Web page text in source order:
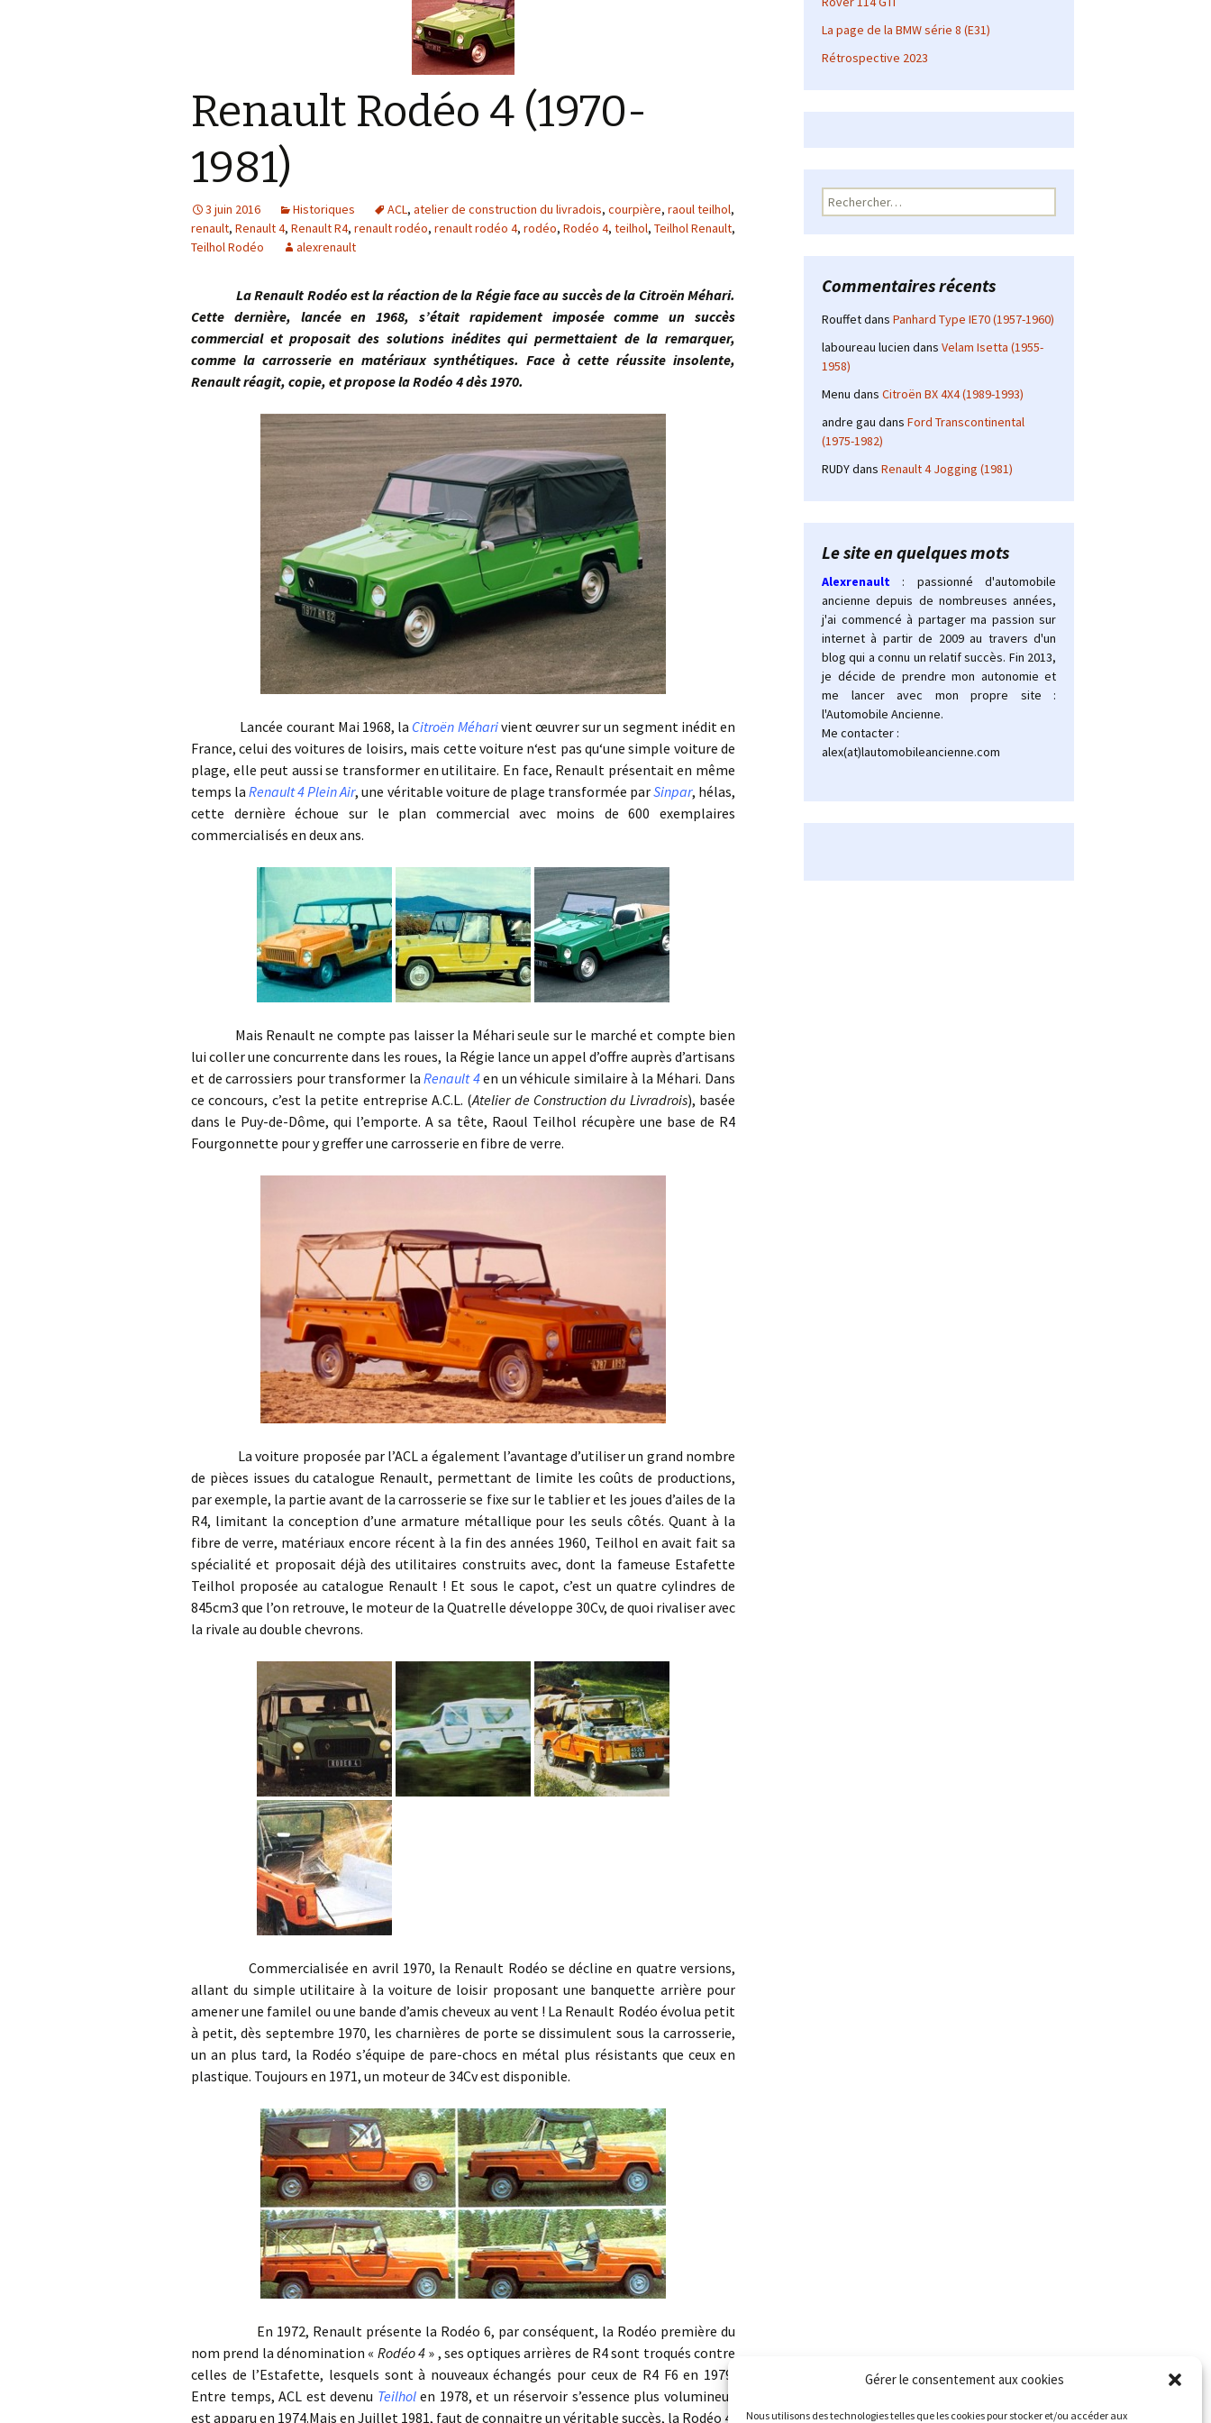
Gérer le consentement aux cookies
Nous utilisons des technologies telles que les cookies pour stocker et/ou accéder aux
Renault Rodéo 4 (1970-
1981)
3 juin 2016 Historiques ACL, atelier de construction du livradois, courpière, raoul teilhol,
renault, Renault 4, Renault R4, renault rodéo, renault rodéo 4, rodéo, Rodéo 4, teilhol, Teilhol Renault,
Teilhol Rodéo
alexrenault
La Renault Rodéo est la réaction de la Régie face au succès de la Citroën Méhari.
Cette dernière, lancée en 1968, s’était rapidement imposée comme un succès
commercial et proposait des solutions inédites qui permettaient de la remarquer,
comme la carrosserie en matériaux synthétiques. Face à cette réussite insolente,
Renault réagit, copie, et propose la Rodéo 4 dès 1970.
Lancée courant Mai 1968, la Citroën Méharivient œuvrer sur un segment inédit en
France, celui des voitures de loisirs, mais cette voiture n‘est pas qu‘une simple voiture de
plage, elle peut aussi se transformer en utilitaire. En face, Renault présentait en même
temps laRenault 4 Plein Air, une véritable voiture de plage transformée parSinpar, hélas,
cette dernière échoue sur le plan commercial avec moins de 600 exemplaires
commercialisés en deux ans.
Mais Renault ne compte pas laisser la Méhari seule sur le marché et compte bien
lui coller une concurrente dans les roues, la Régie lance un appel d’offre auprès d’artisans
et de carrossiers pour transformer laRenault 4en un véhicule similaire à la Méhari. Dans
ce concours, c’est la petite entreprise A.C.L. (Atelier de Construction du Livradrois), basée
dans le Puy-de-Dôme, qui l’emporte. A sa tête, Raoul Teilhol récupère une base de R4
Fourgonnette pour y greffer une carrosserie en fibre de verre.
La voiture proposée par l’ACL a également l’avantage d’utiliser un grand nombre
de pièces issues du catalogue Renault, permettant de limite les coûts de productions,
par exemple, la partie avant de la carrosserie se fixe sur le tablier et les joues d’ailes de la
R4, limitant la conception d’une armature métallique pour les seuls côtés. Quant à la
fibre de verre, matériaux encore récent à la fin des années 1960, Teilhol en avait fait sa
spécialité et proposait déjà des utilitaires construits avec, dont la fameuse Estafette
Teilhol proposée au catalogue Renault ! Et sous le capot, c’est un quatre cylindres de
845cm3 que l’on retrouve, le moteur de la Quatrelle développe 30Cv, de quoi rivaliser avec
la rivale au double chevrons.
Commercialisée en avril 1970, la Renault Rodéo se décline en quatre versions,
allant du simple utilitaire à la voiture de loisir proposant une banquette arrière pour
amener une familel ou une bande d’amis cheveux au vent ! La Renault Rodéo évolua petit
à petit, dès septembre 1970, les charnières de porte se dissimulent sous la carrosserie,
un an plus tard, la Rodéo s’équipe de pare-chocs en métal plus résistants que ceux en
plastique. Toujours en 1971, un moteur de 34Cv est disponible.
En 1972, Renault présente la Rodéo 6, par conséquent, la Rodéo première du
nom prend la dénomination « Rodéo 4» , ses optiques arrières de R4 sont troqués contre
celles de l’Estafette, lesquels sont à nouveaux échangés pour ceux de R4 F6 en 1979.
Entre temps, ACL est devenu Teilholen 1978, et un réservoir s’essence plus volumineux
est apparu en 1974.Mais en Juillet 1981, faut de connaitre un véritable succès, la Rodéo 4,
La page de la BMW série 8 (E31)
Rétrospective 2023
Rechercher :
Commentaires récents
Rouffetdans Panhard Type IE70 (1957-1960)
laboureau lucien dans Velam Isetta (1955-
1958)
Menu dans Citroën BX 4X4 (1989-1993)
andre gau dans Ford Transcontinental
(1975-1982)
RUDYdans Renault 4 Jogging (1981)
Le site en quelques mots
Alexrenault
: passionné d'automobile
ancienne depuis de nombreuses années,
j'ai commencé à partager ma passion sur
internet à partir de 2009 au travers d'un
blog qui a connu un relatif succès. Fin 2013,
je décide de prendre mon autonomie et
me lancer avec mon propre site :
l'Automobile Ancienne.
Me contacter :
alex(at)lautomobileancienne.com